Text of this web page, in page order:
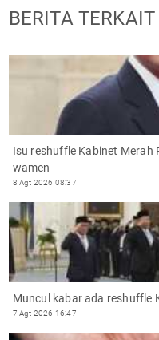
BERITA TERKAIT
Isu reshuffle Kabinet Merah
wamen
8 Agt 2026 08:37
Muncul kabar ada reshuffle
7 Agt 2026 16:47